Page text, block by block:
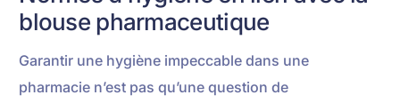
blouse pharmaceutique
Garantir une hygiène impeccable dans une
pharmacie n’est pas qu’une question de